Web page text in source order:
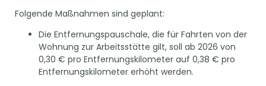
Folgende Maßnahmen sind geplant:
Die Entfernungspauschale, die für Fahrten von der
Wohnung zur Arbeitsstätte gilt, soll ab 2026 von
0,30 € pro Entfernungskilometer auf 0,38 € pro
Entfernungskilometer erhöht werden.